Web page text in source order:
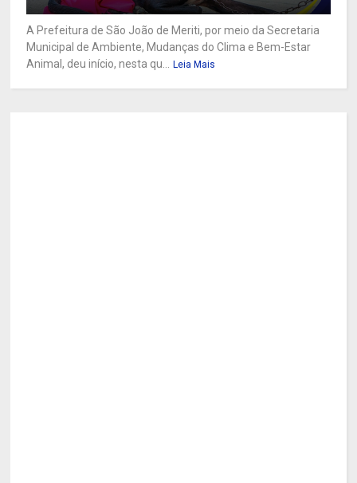
A Prefeitura de São João de Meriti, por meio da Secretaria
Municipal de Ambiente, Mudanças do Clima e Bem-Estar
Animal, deu início, nesta qu... Leia Mais